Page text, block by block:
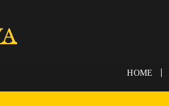
HOME